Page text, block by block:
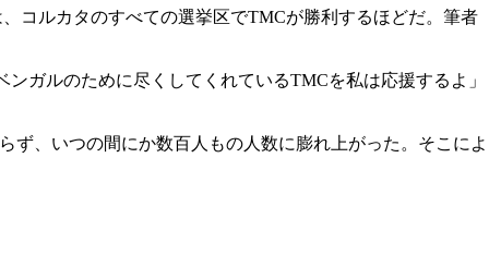
コルカタのすべての選挙区でTMCが勝利するほどだ。筆者
ガルのために尽くしてくれているTMCを私は応援するよ」
、いつの間にか数百人もの人数に膨れ上がった。そこによ